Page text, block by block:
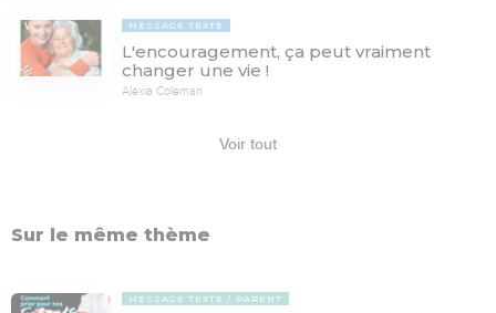
MESSAGE TEXTE
L'encouragement, ça peut vraiment
changer une vie !
Alexia Coleman
Voir tout
Sur le même thème
MESSAGE TEXTE PARENT